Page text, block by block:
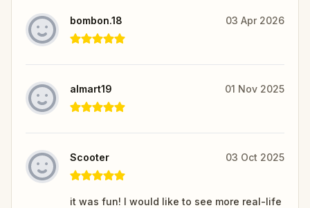
bombon.18 03 Apr 2026
almart19 01 Nov 2025
Scooter 03 Oct 2025
it was fun! I would like to see more real-life